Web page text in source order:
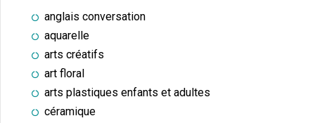
anglais conversation
aquarelle
arts créatifs
art floral
arts plastiques enfants et adultes
céramique